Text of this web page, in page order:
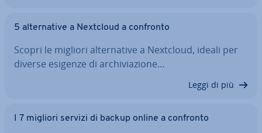
5 al­ter­na­ti­ve a Nextcloud a confronto
Scopri le migliori al­ter­na­ti­ve a Nextcloud, ideali per
diverse esigenze di ar­chi­via­zio­ne…
Leggi di più
I 7 migliori servizi di backup online a confronto